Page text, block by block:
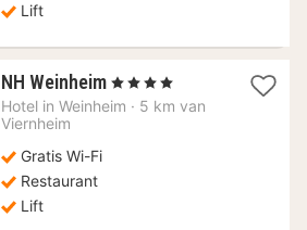
Lift
NH Weinheim 1
nacht
, 4 Sterren
Hotel in Weinheim · 5 km van
Viernheim
Gratis Wi-Fi
Restaurant
Lift